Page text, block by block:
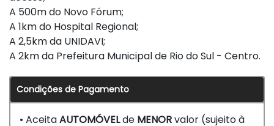
A 500m do Novo Fórum;
A 1km do Hospital Regional;
A 2,5km da UNIDAVI;
A 2km da Prefeitura Municipal de Rio do Sul - Centro.
Condições de Pagamento
• AceitaAUTOMÓVELde MENORvalor (sujeito à